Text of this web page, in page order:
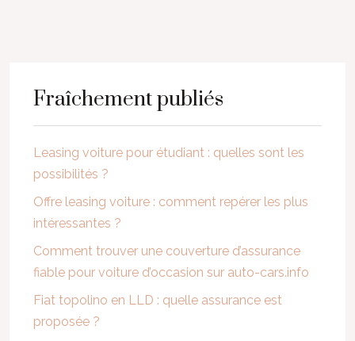
Fraîchement publiés
Leasing voiture pour étudiant : quelles sont les
possibilités ?
Offre leasing voiture : comment repérer les plus
intéressantes ?
Comment trouver une couverture d’assurance
fiable pour voiture d’occasion sur auto-cars.info
Fiat topolino en LLD : quelle assurance est
proposée ?